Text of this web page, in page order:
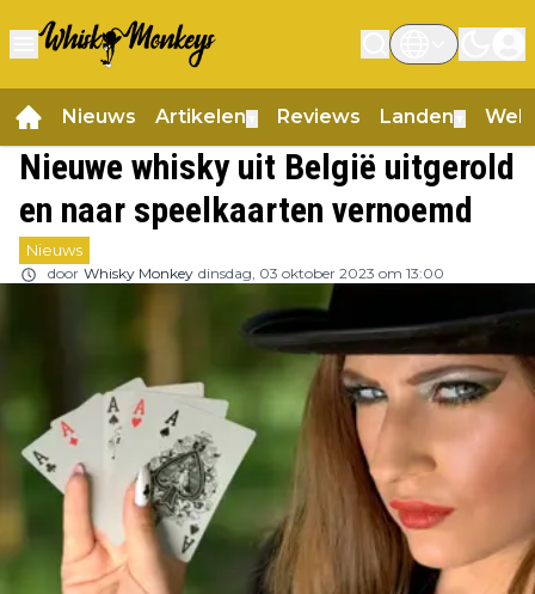
Nieuws Artikelen Reviews Landen
Nieuwe whisky uit België uitgerold
en naar speelkaarten vernoemd
Nieuws
door Whisky Monkey dinsdag, 03 oktober 2023 om 13:00